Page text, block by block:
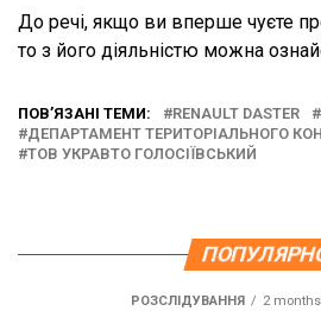
До речі, якщо ви вперше чуєте
то з його діяльністю можна
ПОВ’ЯЗАНІ ТЕМИ: RENAULT DASTER
ДЕПАРТАМЕНТ ТЕРИТОРІАЛЬНОГО
ТОВ УКРАВТО ГОЛОСІЇВСЬКИЙ
РОЗСЛІДУВАННЯ 2